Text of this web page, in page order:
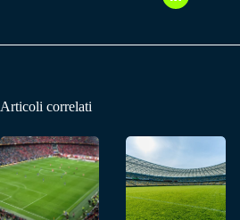
Articoli correlati